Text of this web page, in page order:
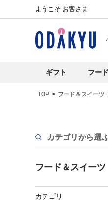
ようこそ お客さま
ギフト フー
TOP フード＆スイーツ
カテゴリから選
フード＆スイーツ
カテゴリ